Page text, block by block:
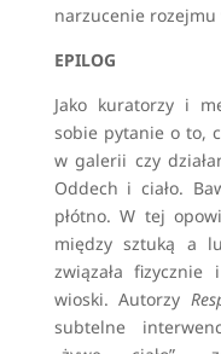
narzucenie rozejmu
EPILOG
Jako kuratorzy i
sobie pytanie o to,
w galerii czy
Oddech i ciało.
płótno. W tej
między sztuką a
związała
wioski. Autorzy
subtelne